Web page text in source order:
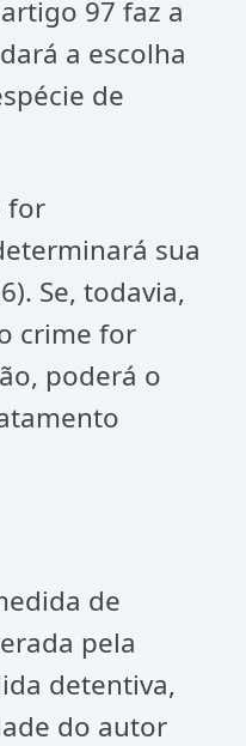
97 faz a
a escolha
de
for
sua
Se, todavia,
crime for
poderá o
de
pela
detentiva,
do autor